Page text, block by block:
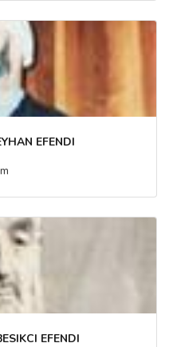
EFENDI
EFENDI